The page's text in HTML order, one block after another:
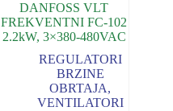
DANFOSS VLT
FREKVENTNI FC-102
2.2kW, 3×380-480VAC
REGULATORI
BRZINE
OBRTAJA,
VENTILATORI